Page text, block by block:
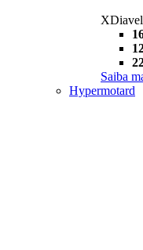
Saiba
Hypermotard